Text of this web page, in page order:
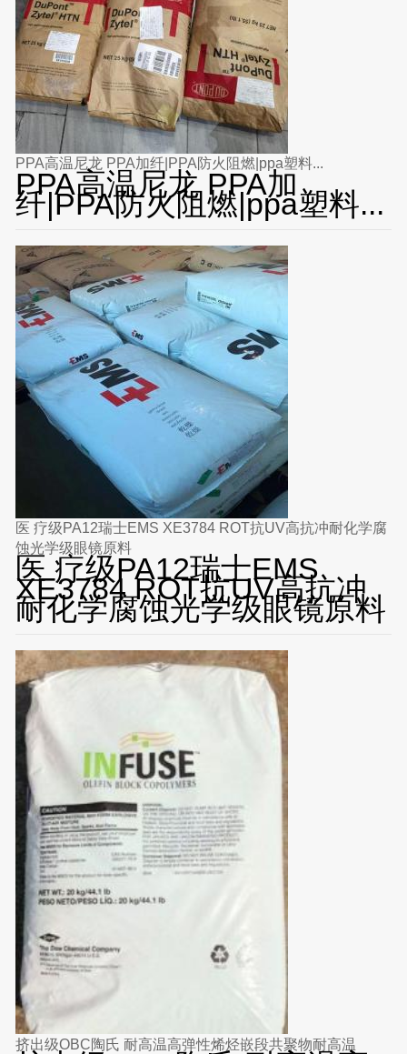
PPA高温尼龙 PPA加纤|PPA防火阻燃|ppa塑料...
PPA高温尼龙 PPA加
纤|PPA防火阻燃|ppa塑料...
医 疗级PA12瑞士EMS XE3784 ROT抗UV高抗冲耐化学腐
蚀光学级眼镜原料
医 疗级PA12瑞士EMS
XE3784 ROT抗UV高抗冲
耐化学腐蚀光学级眼镜原料
挤出级OBC陶氏 耐高温高弹性烯烃嵌段共聚物耐高温